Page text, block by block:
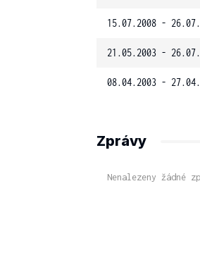
15.07.2008 -
21.05.2003 -
08.04.2003 -
Zprávy
Nenalezeny žádné